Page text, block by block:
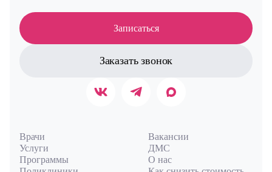
Записаться
Заказать звонок
Врачи
Услуги
Программы
Вакансии
ДМС
О нас